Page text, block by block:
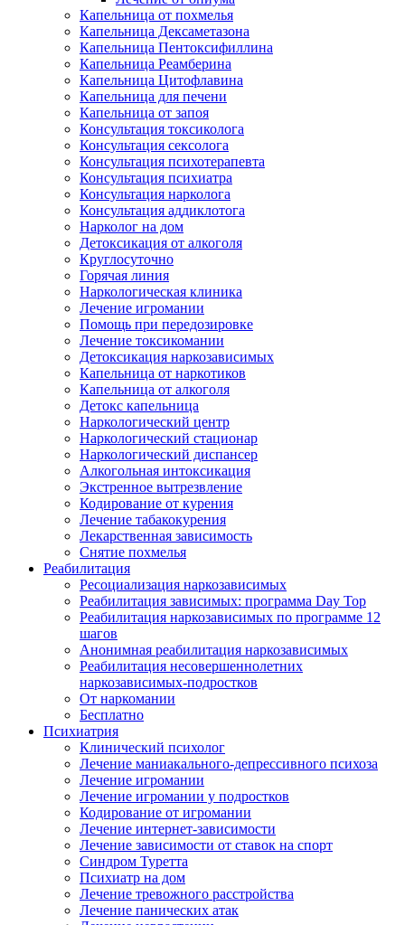
Капельница от похмелья
Капельница Дексаметазона
Капельница Пентоксифиллина
Капельница Реамберина
Капельница Цитофлавина
Капельница для печени
Капельница от запоя
Консультация токсиколога
Консультация сексолога
Консультация психотерапевта
Консультация психиатра
Консультация нарколога
Консультация аддиклотога
Нарколог на дом
Детоксикация от алкоголя
Круглосуточно
Горячая линия
Наркологическая клиника
Лечение игромании
Помощь при передозировке
Лечение токсикомании
Детоксикация наркозависимых
Капельница от наркотиков
Капельница от алкоголя
Детокс капельница
Наркологический центр
Наркологический стационар
Наркологический диспансер
Алкогольная интоксикация
Экстренное вытрезвление
Кодирование от курения
Лечение табакокурения
Лекарственная зависимость
Снятие похмелья
Реабилитация
Ресоциализация наркозависимых
Реабилитация зависимых: программа Day Top
Реабилитация наркозависимых по программе 12
шагов
Анонимная реабилитация наркозависимых
Реабилитация несовершеннолетних
наркозависимых-подростков
От наркомании
Бесплатно
Психиатрия
Клинический психолог
Лечение маниакального-депрессивного психоза
Лечение игромании
Лечение игромании у подростков
Кодирование от игромании
Лечение интернет-зависимости
Лечение зависимости от ставок на спорт
Синдром Туретта
Психиатр на дом
Лечение тревожного расстройства
Лечение панических атак